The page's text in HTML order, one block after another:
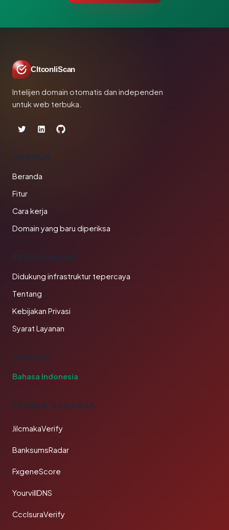
CltconliScan
Intelijen domain otomatis dan independen
untuk web terbuka.
PRODUK
Beranda
Fitur
Cara kerja
Domain yang baru diperiksa
PERUSAHAAN
Didukung infrastruktur tepercaya
Tentang
Kebijakan Privasi
Syarat Layanan
BAHASA
Bahasa Indonesia
TAUTAN SAHABAT
JilcmakaVerify
BanksumsRadar
FxgeneScore
YourvillDNS
CcclsuraVerify